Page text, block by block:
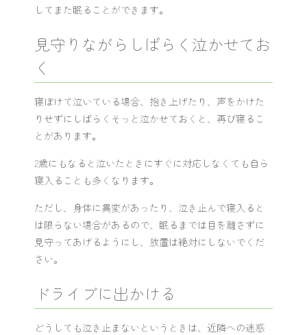
してまた眠ることができます。
見守りながらしばらく泣かせてお
く
寝ぼけて泣いている場合、抱き上げたり、声をかけた
りせずにしばらくそっと泣かせておくと、再び寝るこ
とがあります。
2歳にもなると泣いたときにすぐに対応しなくても自ら
寝入ることも多くなります。
ただし、身体に異変があったり、泣き止んで寝入ると
は限らない場合があるので、眠るまでは目を離さずに
見守ってあげるようにし、放置は絶対にしないでくだ
さい。
ドライブに出かける
どうしても泣き止まないというときは、近隣への迷惑